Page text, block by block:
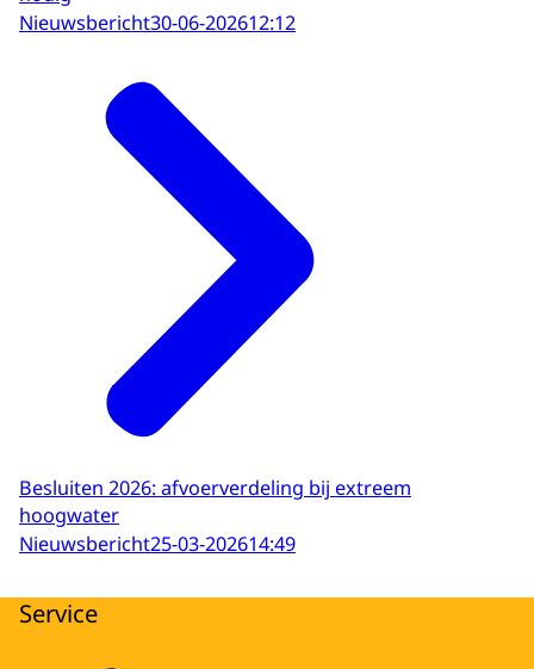
Nieuwsbericht30-06-202612:12
Besluiten 2026: afvoerverdeling bij extreem
hoogwater
Nieuwsbericht25-03-202614:49
Service